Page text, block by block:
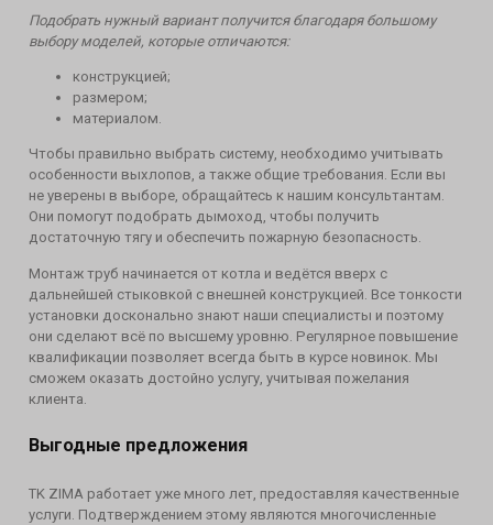
Подобрать нужный вариант получится благодаря большому
выбору моделей, которые отличаются:
конструкцией;
размером;
материалом.
Чтобы правильно выбрать систему, необходимо учитывать
особенности выхлопов, а также общие требования. Если вы
не уверены в выборе, обращайтесь к нашим консультантам.
Они помогут подобрать дымоход, чтобы получить
достаточную тягу и обеспечить пожарную безопасность.
Монтаж труб начинается от котла и ведётся вверх с
дальнейшей стыковкой с внешней конструкцией. Все тонкости
установки досконально знают наши специалисты и поэтому
они сделают всё по высшему уровню. Регулярное повышение
квалификации позволяет всегда быть в курсе новинок. Мы
сможем оказать достойно услугу, учитывая пожелания
клиента.
Выгодные предложения
TK ZIMA работает уже много лет, предоставляя качественные
услуги. Подтверждением этому являются многочисленные